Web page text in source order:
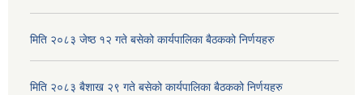
मिति २०८३ जेष्ठ १२ गते बसेको कार्यपालिका बैठकको निर्णयहरु
मिति २०८३ बैशाख २९ गते बसेको कार्यपालिका बैठकको निर्णयहरु